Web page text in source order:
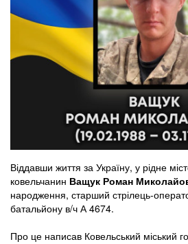
Віддавши життя за Україну, у рідне
ковельчанин Ващук Роман
народження, старший стрілець-
батальйону в/ч А 4674.
Про це написав Ковельський міський